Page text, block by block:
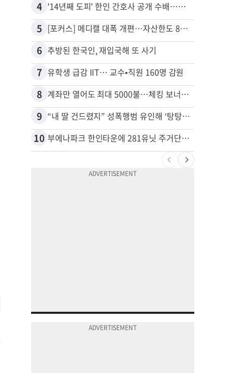
4 '14년째 도피' 한인 간호사 공개 수배…메디케어 사기 유죄
5 [포커스] 메디캘 대폭 개편…자산한도 84% 축소
6 추방된 한국인, 재입국해 또 사기
7 유학생 급감 IIT… 교수•직원 160명 감원
8 계좌만 열어도 최대 5000불…체킹 보너스 무한 경쟁
9 “내 딸 건드렸지” 성폭행범 유인해 ‘탕탕’…아빠의 복수 결말
10 부에나파크 한인타운에 281유닛 주거단지 들어선다